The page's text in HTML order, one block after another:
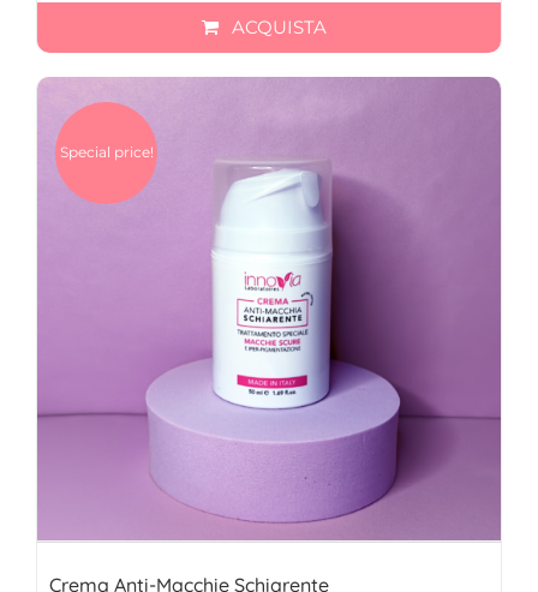
ACQUISTA
Special price!
Crema Anti-Macchie Schiarente